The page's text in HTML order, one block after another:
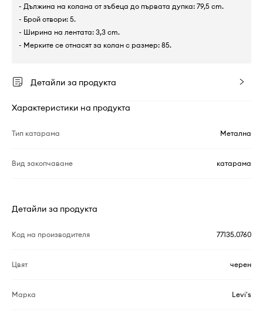
- Дължина на колана от зъбеца до първата дупка: 79,5 cm.
- Брой отвори: 5.
- Ширина на лентата: 3,3 cm.
- Мерките се отнасят за колан с размер: 85.
Детайли за продукта
Характеристики на продукта
Тип катарама Метална
Вид закопчаване катарама
Детайли за продукта
Код на производителя 77135.0760
Цвят черен
Марка Levi's